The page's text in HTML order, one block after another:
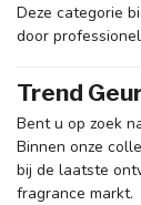
Deze categorie
door
Trend
Bent u op zoek
Binnen onze
bij de laatste
fragrance markt.